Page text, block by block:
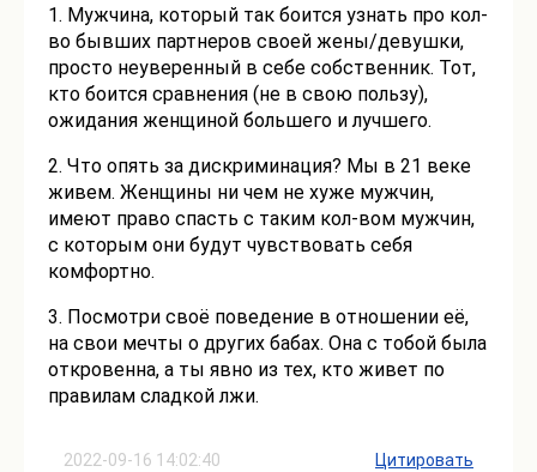
2022-09-16 14:02:40
1. Мужчина, который так боится узнать про кол-
во бывших партнеров своей жены/девушки,
просто неуверенный в себе собственник. Тот,
кто боится сравнения (не в свою пользу),
ожидания женщиной большего и лучшего.
2. Что опять за дискриминация? Мы в 21 веке
живем. Женщины ни чем не хуже мужчин,
имеют право спасть с таким кол-вом мужчин,
с которым они будут чувствовать себя
комфортно.
3. Посмотри своё поведение в отношении её,
на свои мечты о других бабах. Она с тобой была
откровенна, а ты явно из тех, кто живет по
правилам сладкой лжи.
Цитировать